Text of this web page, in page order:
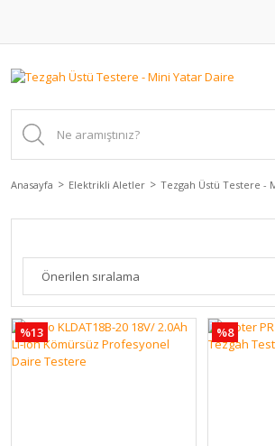
Anasayfa Elektrikli Aletler Tezgah Üstü Testere -
%13 %8